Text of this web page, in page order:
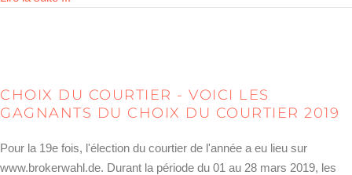
CHOIX DU COURTIER - VOICI LES
GAGNANTS DU CHOIX DU COURTIER 2019
Pour la 19e fois, l'élection du courtier de l'année a eu lieu sur
www.brokerwahl.de. Durant la période du 01 au 28 mars 2019, les